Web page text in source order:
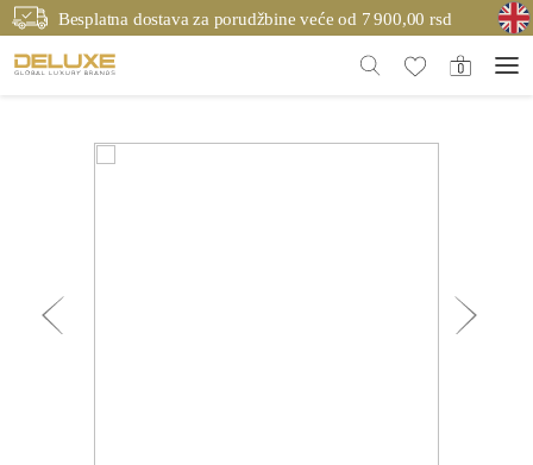
Besplatna dostava za porudžbine veće od 7 900,00 rsd